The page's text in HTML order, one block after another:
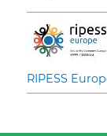
RIPESS